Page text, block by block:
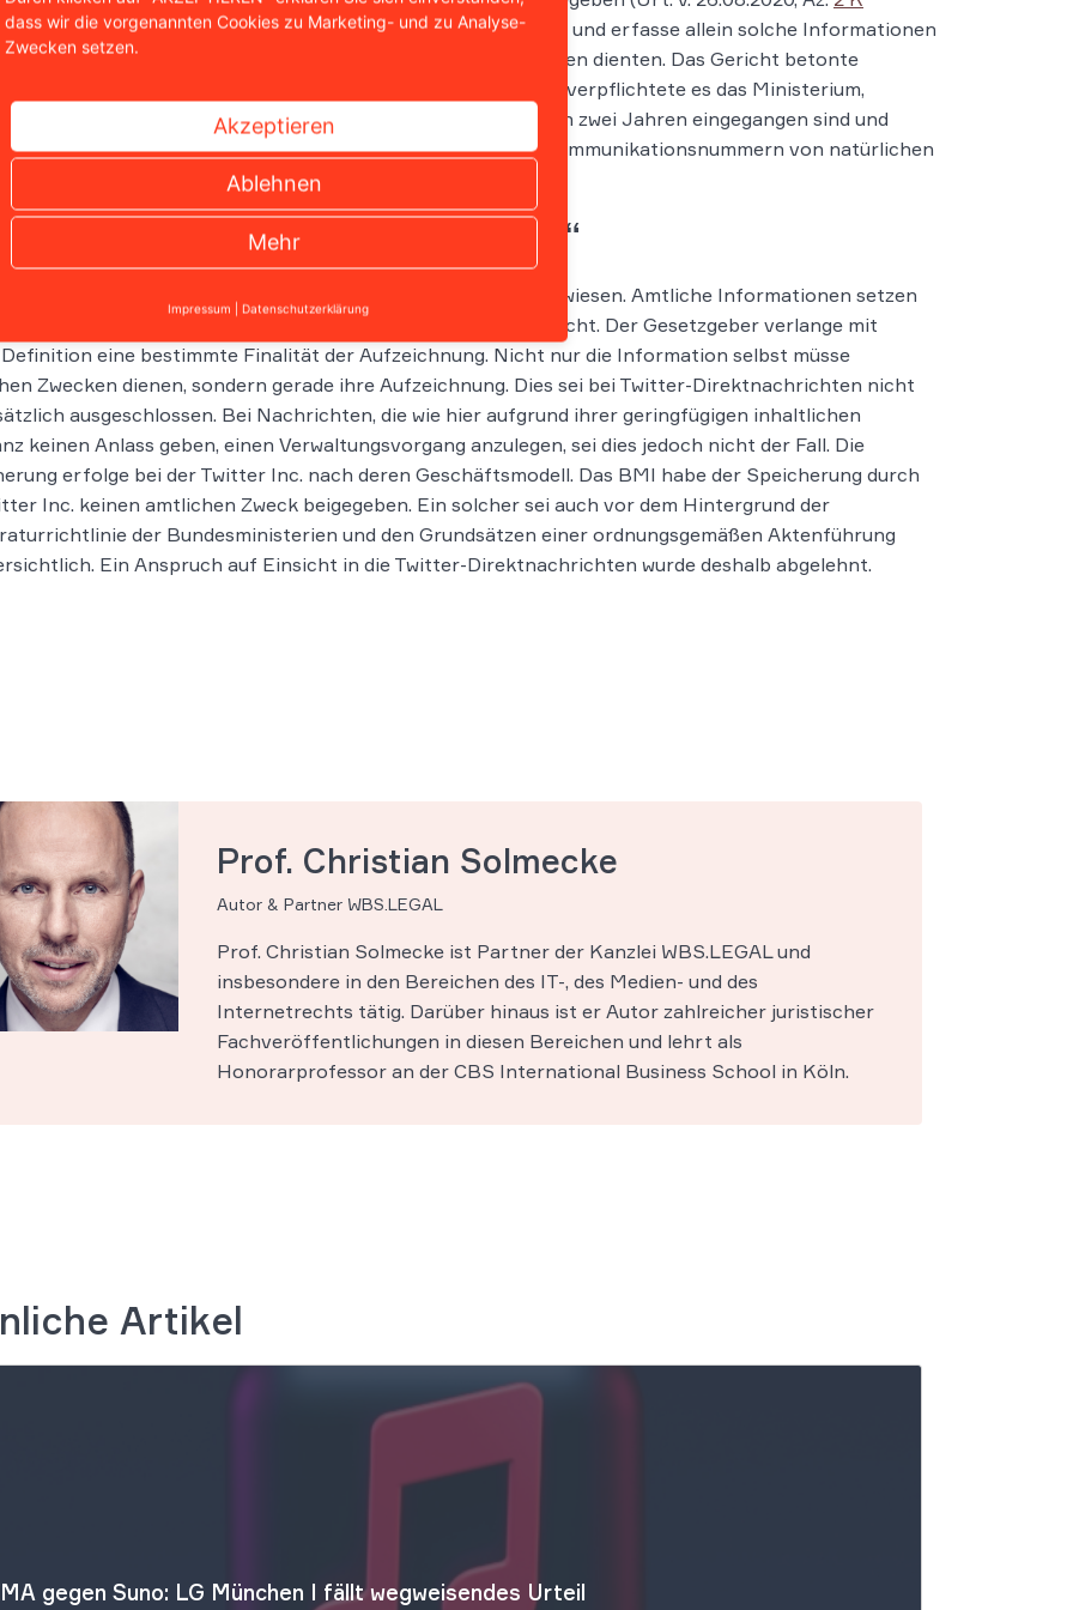
). Der Begriff der amtlichen Informationen sei weit auszulegen und erfasse allein solche Informationen
ausschließlich und eindeutig privaten (persönlichen) Zwecken dienten. Das Gericht betonte
die demokratischen Beteiligungsrechte der Bürger. Daher verpflichtete es das Ministerium,
in sämtliche Direktnachrichten zu gewähren, die dort binnen zwei Jahren eingegangen sind und
wurden – mit Ausnahme der Namen, Usernamen und Telekommunikationsnummern von natürlichen
„Kein amtlicher Vorgang“
Sprungrevision des BMI hat das BVerwG die Klage aber abgewiesen. Amtliche Informationen setzen
dass ihre Aufzeichnung amtlichen Zwecken dient, so das Gericht. Der Gesetzgeber verlange mit
eine bestimmte Finalität der Aufzeichnung. Nicht nur die Information selbst müsse
Zwecken dienen, sondern gerade ihre Aufzeichnung. Dies sei bei Twitter-Direktnachrichten nicht
ausgeschlossen. Bei Nachrichten, die wie hier aufgrund ihrer geringfügigen inhaltlichen
keinen Anlass geben, einen Verwaltungsvorgang anzulegen, sei dies jedoch nicht der Fall. Die
erfolge bei der Twitter Inc. nach deren Geschäftsmodell. Das BMI habe der Speicherung durch
Inc. keinen amtlichen Zweck beigegeben. Ein solcher sei auch vor dem Hintergrund der
der Bundesministerien und den Grundsätzen einer ordnungsgemäßen Aktenführung
Ein Anspruch auf Einsicht in die Twitter-Direktnachrichten wurde deshalb abgelehnt.
Prof. Christian Solmecke
Autor & Partner WBS.LEGAL
Prof. Christian Solmecke ist Partner der Kanzlei WBS.LEGAL und
insbesondere in den Bereichen des IT-, des Medien- und des
Internetrechts tätig. Darüber hinaus ist er Autor zahlreicher juristischer
Fachveröffentlichungen in diesen Bereichen und lehrt als
Honorarprofessor an der CBS International Business School in Köln.
Artikel
gegen Suno: LG München I fällt wegweisendes Urteil
dass wir die vorgenannten Cookies zu Marketing- und zu Analyse-
Zwecken setzen.
Akzeptieren
Ablehnen
Mehr
Impressum Datenschutzerklärung